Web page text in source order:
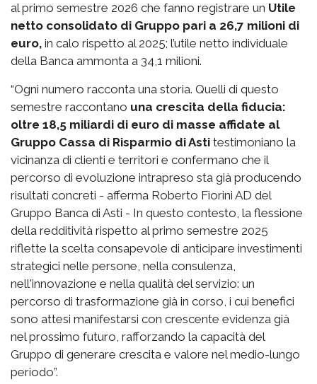
al primo semestre 2026 che fanno registrare un Utile
netto consolidato di Gruppo pari a 26,7 milioni di
euro, in calo rispetto al 2025; l’utile netto individuale
della Banca ammonta a 34,1 milioni.
“Ogni numero racconta una storia. Quelli di questo
semestre raccontano una crescita della fiducia:
oltre 18,5 miliardi di euro di masse affidate al
Gruppo Cassa di Risparmio di Asti testimoniano la
vicinanza di clienti e territori e confermano che il
percorso di evoluzione intrapreso sta già producendo
risultati concreti - afferma Roberto Fiorini AD del
Gruppo Banca di Asti - In questo contesto, la flessione
della redditività rispetto al primo semestre 2025
riflette la scelta consapevole di anticipare investimenti
strategici nelle persone, nella consulenza,
nell'innovazione e nella qualità del servizio: un
percorso di trasformazione già in corso, i cui benefici
sono attesi manifestarsi con crescente evidenza già
nel prossimo futuro, rafforzando la capacità del
Gruppo di generare crescita e valore nel medio-lungo
periodo”.